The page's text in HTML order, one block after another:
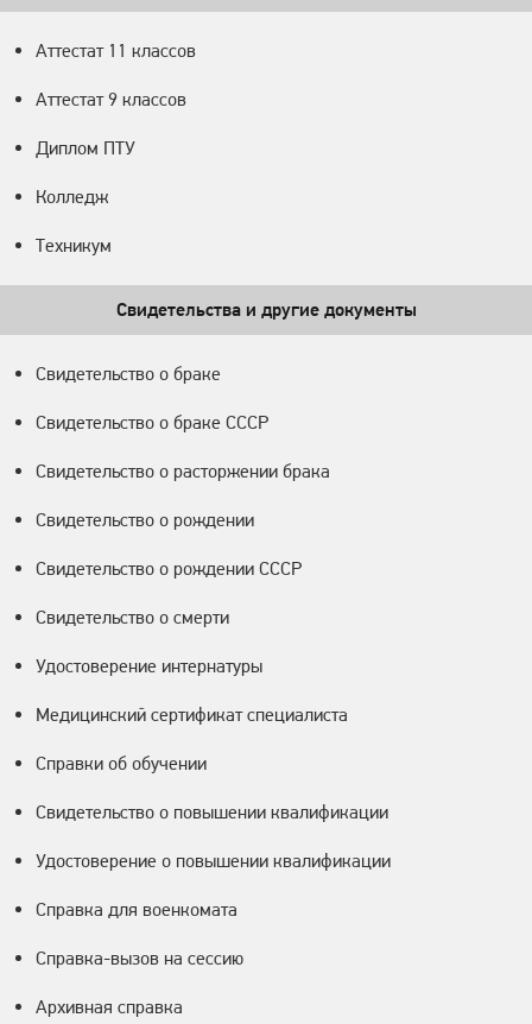
Аттестат 11 классов
Аттестат 9 классов
Диплом ПТУ
Колледж
Техникум
Свидетельства и другие документы
Свидетельство о браке
Свидетельство о браке СССР
Свидетельство о расторжении брака
Свидетельство о рождении
Свидетельство о рождении СССР
Свидетельство о смерти
Удостоверение интернатуры
Медицинский сертификат специалиста
Справки об обучении
Свидетельство о повышении квалификации
Удостоверение о повышении квалификации
Справка для военкомата
Справка-вызов на сессию
Архивная справка